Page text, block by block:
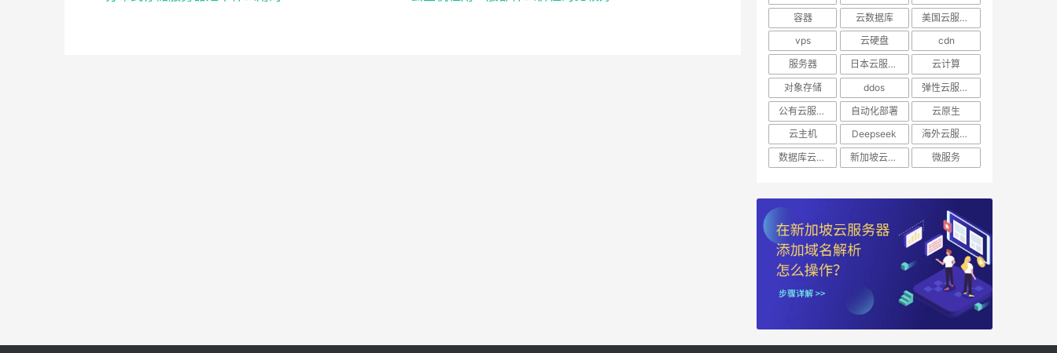
容器
云数据库
美国云服务器
vps
云硬盘
cdn
服务器
日本云服务器
云计算
对象存储
ddos
弹性云服务器
公有云服务器
自动化部署
云原生
云主机
Deepseek
海外云服务器
数据库云托管
新加坡云服务器 微服务